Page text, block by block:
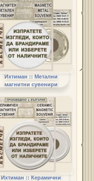
Ихтиман :: Метални
магнитни сувенири
Ихтиман :: Керамични